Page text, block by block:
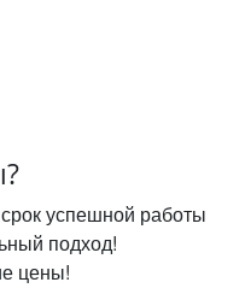
успешной работы
подход!
цены!